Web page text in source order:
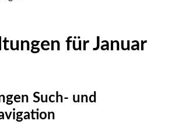
für Januar
Such- und